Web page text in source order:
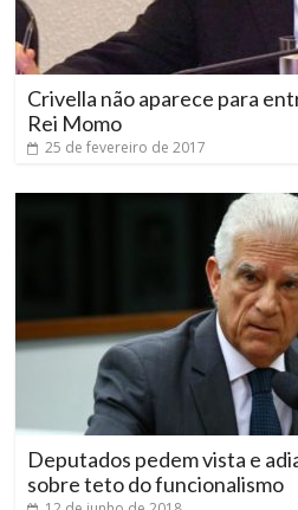
Crivella não aparece para
Rei Momo
25 de fevereiro de 2017
Deputados pedem vista e
sobre teto do funcionalismo